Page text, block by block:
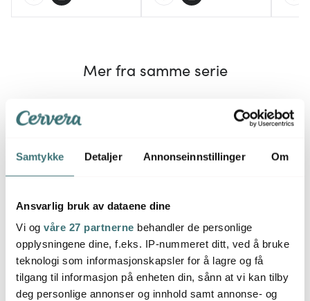
Samtykke Detaljer Annonseinnstillinger Om
Ansvarlig bruk av dataene dine
Vi og våre 27 partnerne behandler de personlige
opplysningene dine, f.eks. IP-nummeret ditt, ved å bruke
teknologi som informasjonskapsler for å lagre og få
tilgang til informasjon på enheten din, sånn at vi kan tilby
deg personlige annonser og innhold samt annonse- og
Mer fra samme serie
Rig-tig
REDO pizzahjul 18 cm
svart
169 kr
Rig-tig
Grate-It rivjern
m/beholder svart
251 kr 419 kr
40%